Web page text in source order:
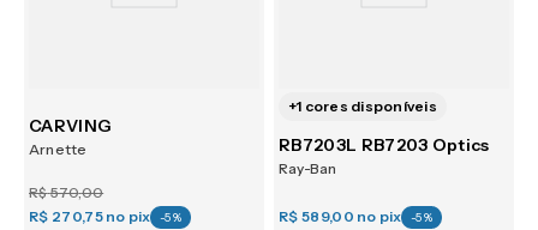
CARVING
Arnette
R$570,00
R$ 270,75 no pix -5%
+1 cores disponíveis
RB7203L RB7203 Optics
Ray-Ban
R$ 589,00 no pix -5%